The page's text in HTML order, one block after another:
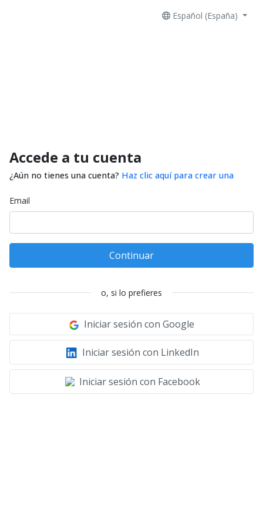
Español (España)
Accede a tu cuenta
¿Aún no tienes una cuenta? Haz clic aquí para crear una
Email
Continuar
o, si lo prefieres
Iniciar sesión con Google
Iniciar sesión con LinkedIn
Iniciar sesión con Facebook